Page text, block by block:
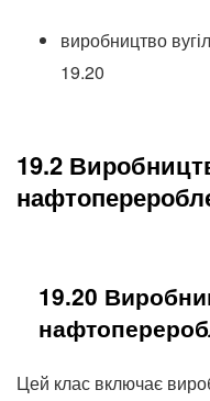
виробництво
19.20
19.2
19.20
Цей клас включає